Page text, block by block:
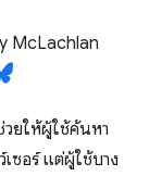
McLachlan
ยให้ผู้ใช้ค้นหา
ซอร์ แต่ผู้ใช้บาง